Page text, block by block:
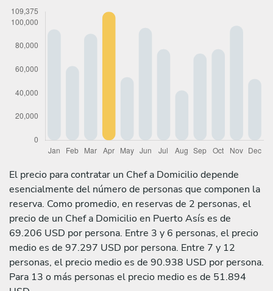
El precio para contratar un Chef a Domicilio depende
esencialmente del número de personas que componen la
reserva. Como promedio, en reservas de 2 personas, el
precio de un Chef a Domicilio en Puerto Asís es de
69.206 USD por persona. Entre 3 y 6 personas, el precio
medio es de 97.297 USD por persona. Entre 7 y 12
personas, el precio medio es de 90.938 USD por persona.
Para 13 o más personas el precio medio es de 51.894